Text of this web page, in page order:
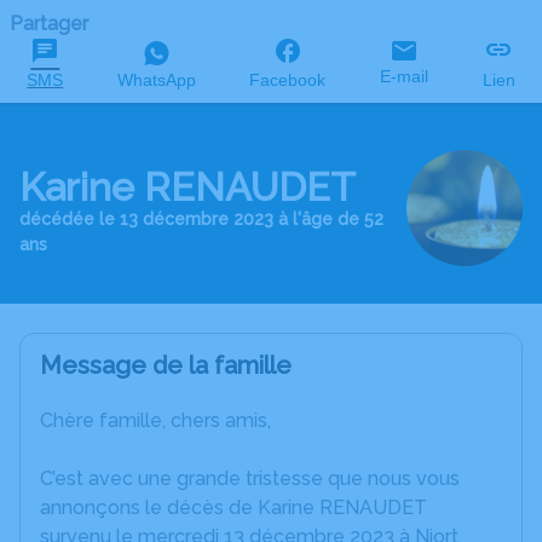
Partager
SMS WhatsApp Facebook E-mail Lien
Karine RENAUDET
décédée le 13 décembre 2023 à l'âge de 52
ans
Message de la famille
Chère famille, chers amis,
C’est avec une grande tristesse que nous vous
annonçons le décès de Karine RENAUDET
survenu le mercredi 13 décembre 2023 à Niort.